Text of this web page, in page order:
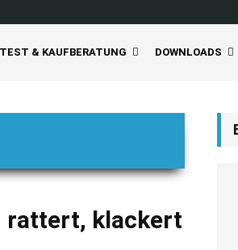
TEST & KAUFBERATUNG DOWNLOADS
rattert, klackert